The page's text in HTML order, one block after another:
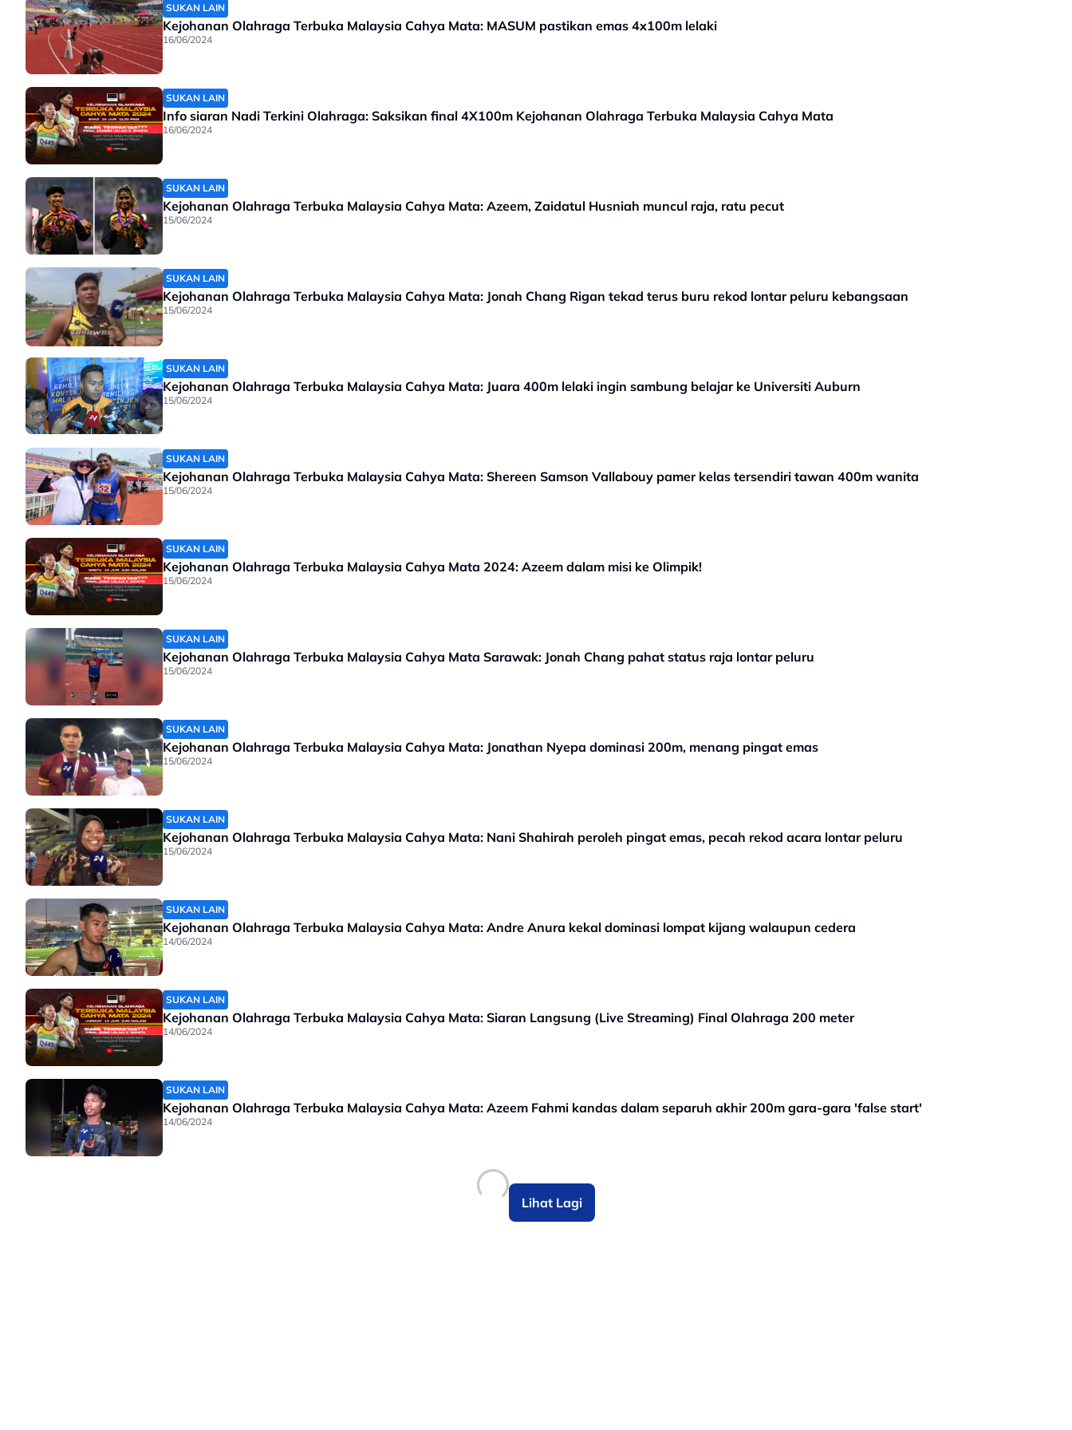
SUKAN LAIN
Kejohanan Olahraga Terbuka Malaysia Cahya Mata: MASUM pastikan emas 4x100m lelaki
16/06/2024
SUKAN LAIN
Info siaran Nadi Terkini Olahraga: Saksikan final 4X100m Kejohanan Olahraga Terbuka Malaysia Cahya Mata
16/06/2024
SUKAN LAIN
Kejohanan Olahraga Terbuka Malaysia Cahya Mata: Azeem, Zaidatul Husniah muncul raja, ratu pecut
15/06/2024
SUKAN LAIN
Kejohanan Olahraga Terbuka Malaysia Cahya Mata: Jonah Chang Rigan tekad terus buru rekod lontar peluru kebangsaan
15/06/2024
SUKAN LAIN
Kejohanan Olahraga Terbuka Malaysia Cahya Mata: Juara 400m lelaki ingin sambung belajar ke Universiti Auburn
15/06/2024
SUKAN LAIN
Kejohanan Olahraga Terbuka Malaysia Cahya Mata: Shereen Samson Vallabouy pamer kelas tersendiri tawan 400m wanita
15/06/2024
SUKAN LAIN
Kejohanan Olahraga Terbuka Malaysia Cahya Mata 2024: Azeem dalam misi ke Olimpik!
15/06/2024
SUKAN LAIN
Kejohanan Olahraga Terbuka Malaysia Cahya Mata Sarawak: Jonah Chang pahat status raja lontar peluru
15/06/2024
SUKAN LAIN
Kejohanan Olahraga Terbuka Malaysia Cahya Mata: Jonathan Nyepa dominasi 200m, menang pingat emas
15/06/2024
SUKAN LAIN
Kejohanan Olahraga Terbuka Malaysia Cahya Mata: Nani Shahirah peroleh pingat emas, pecah rekod acara lontar peluru
15/06/2024
SUKAN LAIN
Kejohanan Olahraga Terbuka Malaysia Cahya Mata: Andre Anura kekal dominasi lompat kijang walaupun cedera
14/06/2024
SUKAN LAIN
Kejohanan Olahraga Terbuka Malaysia Cahya Mata: Siaran Langsung (Live Streaming) Final Olahraga 200 meter
14/06/2024
SUKAN LAIN
Kejohanan Olahraga Terbuka Malaysia Cahya Mata: Azeem Fahmi kandas dalam separuh akhir 200m gara-gara 'false start'
14/06/2024
Lihat Lagi